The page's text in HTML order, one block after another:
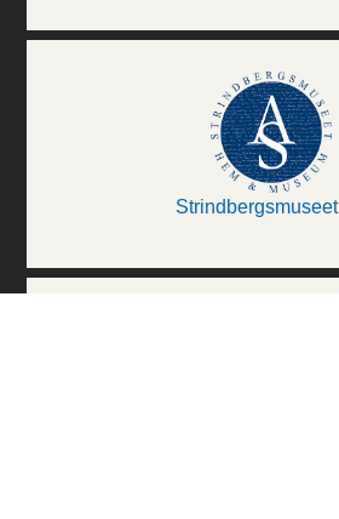
Strindbergsmuseet